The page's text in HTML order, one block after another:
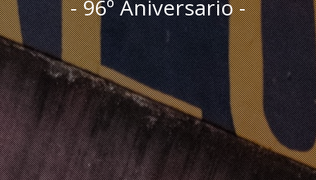
I
- 96º Aniversario -